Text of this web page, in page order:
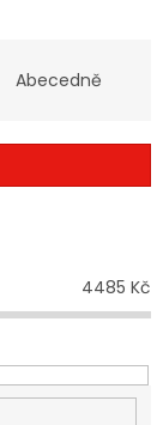
Abecedně
4485 Kč